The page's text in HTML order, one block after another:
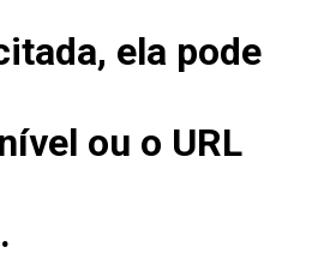
ela pode
ou o URL